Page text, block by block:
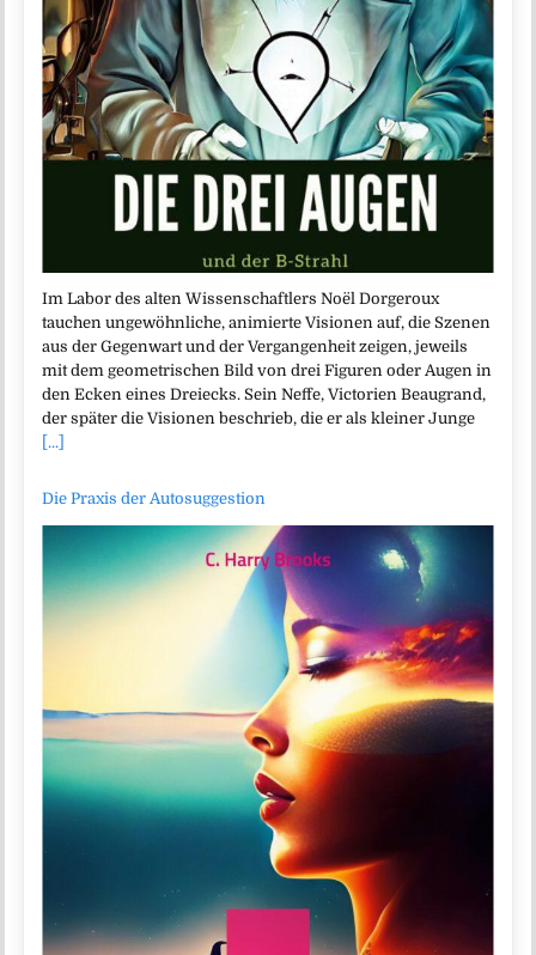
Im Labor des alten Wissenschaftlers Noël Dorgeroux
tauchen ungewöhnliche, animierte Visionen auf, die Szenen
aus der Gegenwart und der Vergangenheit zeigen, jeweils
mit dem geometrischen Bild von drei Figuren oder Augen in
den Ecken eines Dreiecks. Sein Neffe, Victorien Beaugrand,
der später die Visionen beschrieb, die er als kleiner Junge
[...]
Die Praxis der Autosuggestion